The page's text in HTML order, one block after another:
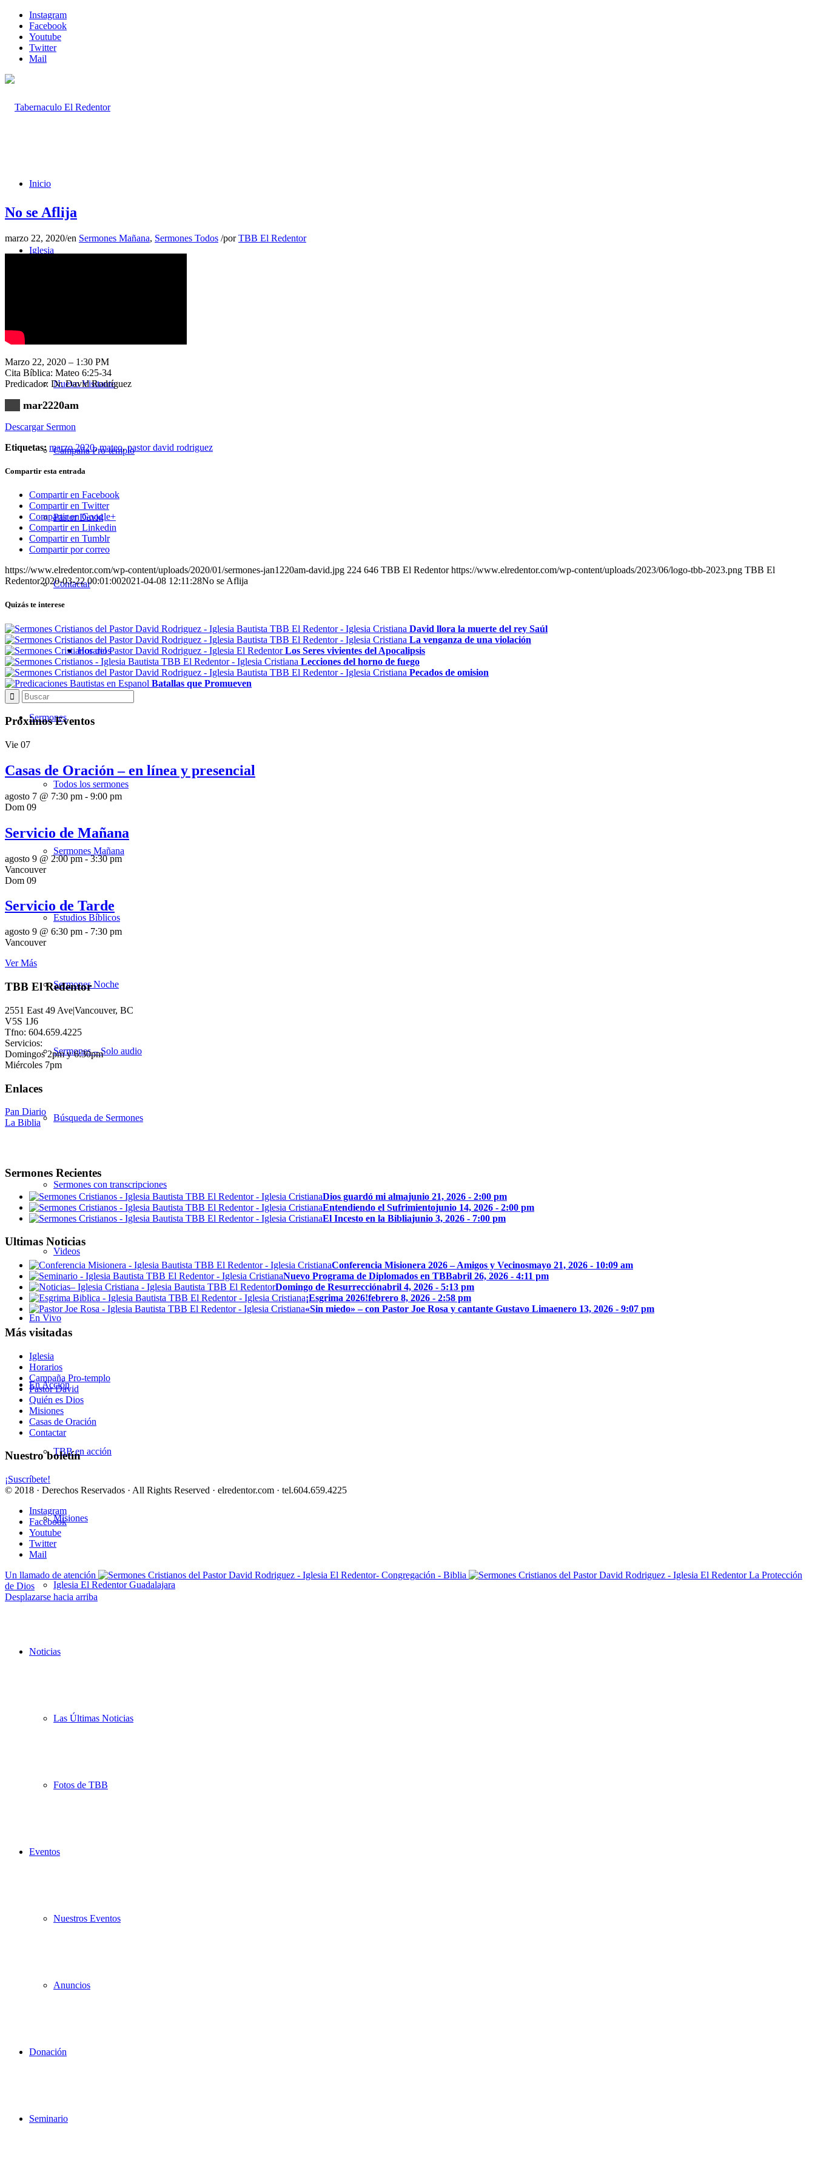
Instagram
Facebook
Youtube
Twitter
Mail
Inicio
Iglesia
Nuevo Visitante
Campaña Pro-templo
Pastor David
Contactar
Horarios
Sermones
Todos los sermones
Sermones Mañana
Estudios Bíblicos
Sermones Noche
Sermones – Solo audio
Búsqueda de Sermones
Sermones con transcripciones
Videos
En Vivo
En Acción
TBB en acción
Misiones
Iglesia El Redentor Guadalajara
Noticias
Las Últimas Noticias
Fotos de TBB
Eventos
Nuestros Eventos
Anuncios
Donación
Seminario
No se Aflija
marzo 22, 2020/en Sermones Mañana, Sermones Todos /porTBB El Redentor
Marzo 22, 2020 – 1:30 PM
Cita Bíblica: Mateo 6:25-34
Predicador: Dr. David Rodríguez
mar2220am
Descargar Sermon
Etiquetas: marzo 2020,mateo,pastor david rodriguez
Compartir esta entrada
Compartir en Facebook
Compartir en Twitter
Compartir en Google+
Compartir en Linkedin
Compartir en Tumblr
Compartir por correo
https://www.elredentor.com/wp-content/uploads/2020/01/sermones-jan1220am-david.jpg 224 646 TBB El Redentor https://www.elredentor.com/wp-content/uploads/2023/06/logo-tbb-2023.png TBB El
Redentor2020-03-22 00:01:002021-04-08 12:11:28No se Aflija
Quizás te interese
David llora la muerte del rey Saúl
La venganza de una violación
Los Seres vivientes del Apocalipsis
Lecciones del horno de fuego
Pecados de omision
Batallas que Promueven
Próximos Eventos
Vie 07
Casas de Oración – en línea y presencial
agosto 7 @ 7:30 pm - 9:00 pm
Dom 09
Servicio de Mañana
agosto 9 @ 2:00 pm-3:30 pm
Vancouver
Dom 09
Servicio de Tarde
agosto 9 @ 6:30 pm - 7:30 pm
Vancouver
Ver Más
TBB El Redentor
2551 East 49 Ave|Vancouver, BC
V5S 1J6
Tfno: 604.659.4225
Servicios:
Domingos 2pm y 6:30pm
Miércoles 7pm
Enlaces
Pan Diario
La Biblia
Sermones Recientes
Dios guardó mi almajunio 21, 2026 - 2:00 pm
Entendiendo el Sufrimientojunio 14, 2026 - 2:00 pm
El Incesto en la Bibliajunio 3, 2026 - 7:00 pm
Ultimas Noticias
Conferencia Misionera 2026 – Amigos y Vecinosmayo 21, 2026 - 10:09 am
Nuevo Programa de Diplomados en TBBabril 26, 2026 - 4:11 pm
Domingo de Resurrecciónabril 4, 2026 - 5:13 pm
¡Esgrima 2026!febrero 8, 2026 - 2:58 pm
«Sin miedo» – con Pastor Joe Rosa y cantante Gustavo Limaenero 13, 2026 - 9:07 pm
Más visitadas
Iglesia
Horarios
Campaña Pro-templo
Pastor David
Quién es Dios
Misiones
Casas de Oración
Contactar
Nuestro boletín
¡Suscríbete!
© 2018 · Derechos Reservados · All Rights Reserved · elredentor.com · tel.604.659.4225
Instagram
Facebook
Youtube
Twitter
Mail
Un llamado de atención
La Protección
de Dios
Desplazarse hacia arriba